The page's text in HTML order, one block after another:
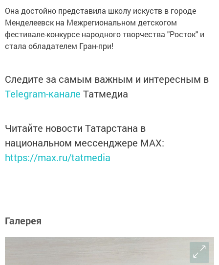
Она достойно представила школу искуств в городе
Менделеевск на Межрегиональном детскогом
фестивале-конкурсе народного творчества "Росток" и
стала обладателем Гран-при!
Следите за самым важным и интересным в
Telegram-канале Татмедиа
Читайте новости Татарстана в
национальном мессенджере MАХ:
https://max.ru/tatmedia
Галерея